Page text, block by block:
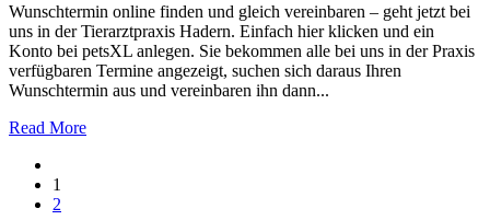
Wunschtermin online finden und gleich vereinbaren – geht jetzt bei
uns in der Tierarztpraxis Hadern. Einfach hier klicken und ein
Konto bei petsXL anlegen. Sie bekommen alle bei uns in der Praxis
verfügbaren Termine angezeigt, suchen sich daraus Ihren
Wunschtermin aus und vereinbaren ihn dann...
Read More
1
2